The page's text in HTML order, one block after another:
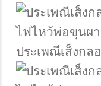
ประเพณีเส็งกล